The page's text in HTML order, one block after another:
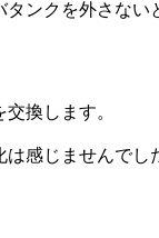
ンクを外さない
換します。
感じませんでし